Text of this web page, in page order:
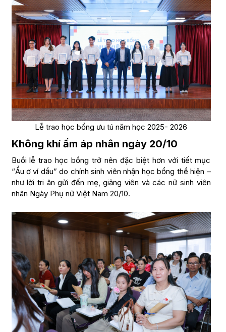
Lễ trao học bổng ưu tú năm học 2025- 2026
Không khí ấm áp nhân ngày 20/10
Buổi lễ trao học bổng trở nên đặc biệt hơn với tiết mục
“Ầu ơ ví dầu” do chính sinh viên nhận học bổng thể hiện –
như lời tri ân gửi đến mẹ, giảng viên và các nữ sinh viên
nhân Ngày Phụ nữ Việt Nam 20/10.